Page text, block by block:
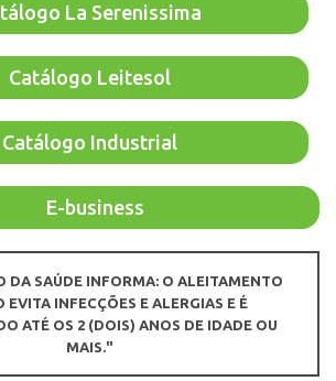
La Serenissima
Catálogo Leitesol
Catálogo Industrial
E-business
DA SAÚDE INFORMA: O ALEITAMENTO
EVITA INFECÇÕES E ALERGIAS E É
ATÉ OS 2 (DOIS) ANOS DE IDADE OU
MAIS."